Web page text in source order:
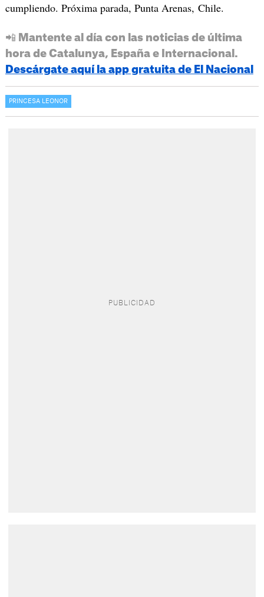
cumpliendo. Próxima parada, Punta Arenas, Chile.
📲 Mantente al día con las noticias de última
hora de Catalunya, España e Internacional.
Descárgate aquí la app gratuita de El Nacional
PRINCESA LEONOR